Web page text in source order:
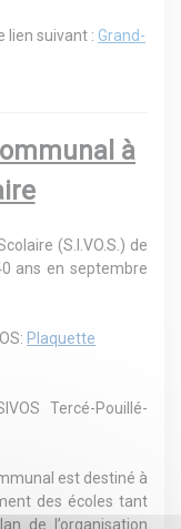
lien suivant : Grand-
à
(S.I.VO.S.) de
ans en septembre
Plaquette
Tercé-Pouillé-
est destiné à
des écoles tant
de l’organisation